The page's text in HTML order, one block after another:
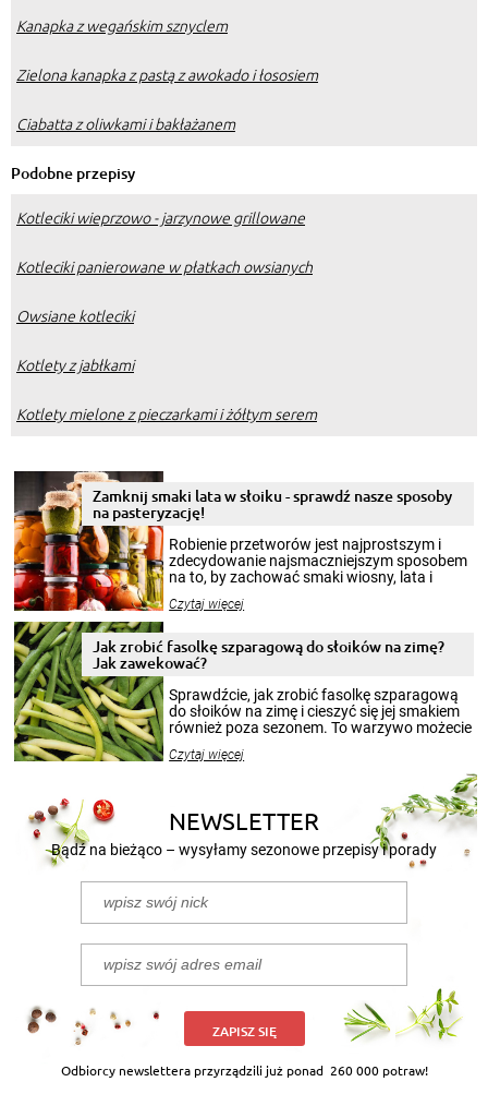
Kanapka z wegańskim sznyclem
Zielona kanapka z pastą z awokado i łososiem
Ciabatta z oliwkami i bakłażanem
Podobne przepisy
Kotleciki wieprzowo - jarzynowe grillowane
Kotleciki panierowane w płatkach owsianych
Owsiane kotleciki
Kotlety z jabłkami
Kotlety mielone z pieczarkami i żółtym serem
Zamknij smaki lata w słoiku - sprawdź nasze sposoby
na pasteryzację!
Robienie przetworów jest najprostszym i
zdecydowanie najsmaczniejszym sposobem
na to, by zachować smaki wiosny, lata i
krajobrazów, by cieszyć nimi oko w sezonie
pełni poczuć atmosferę cieplejszych
miesięcy. Przygotowanie słoików ze
smakowitą zawartością musi obejmować
patenty, które pozwolą zachować świeżość
przetworów.
Czytaj więcej
Jak zrobić fasolkę szparagową do słoików na zimę?
Jak zawekować?
Sprawdźcie, jak zrobić fasolkę szparagową
do słoików na zimę i cieszyć się jej smakiem
również poza sezonem. To warzywo możecie
nasze propozycje!
Czytaj więcej
NEWSLETTER
Bądź na bieżąco – wysyłamy sezonowe przepisy i porady
ZAPISZ SIĘ
Odbiorcy newslettera przyrządzili już ponad 260 000 potraw!